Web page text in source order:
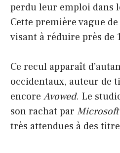
perdu leur emploi dans
Cette première vague
visant à réduire près de
Ce recul apparaît
occidentaux, auteur de
encore Avowed. Le
son rachat par Microsoft
très attendues à des